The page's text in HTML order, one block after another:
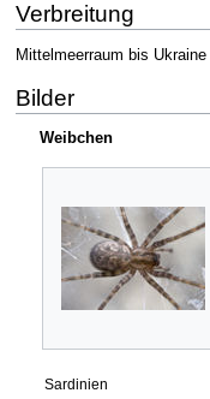
Verbreitung
Mittelmeerraum bis Ukraine
Bilder
Weibchen
Sardinien